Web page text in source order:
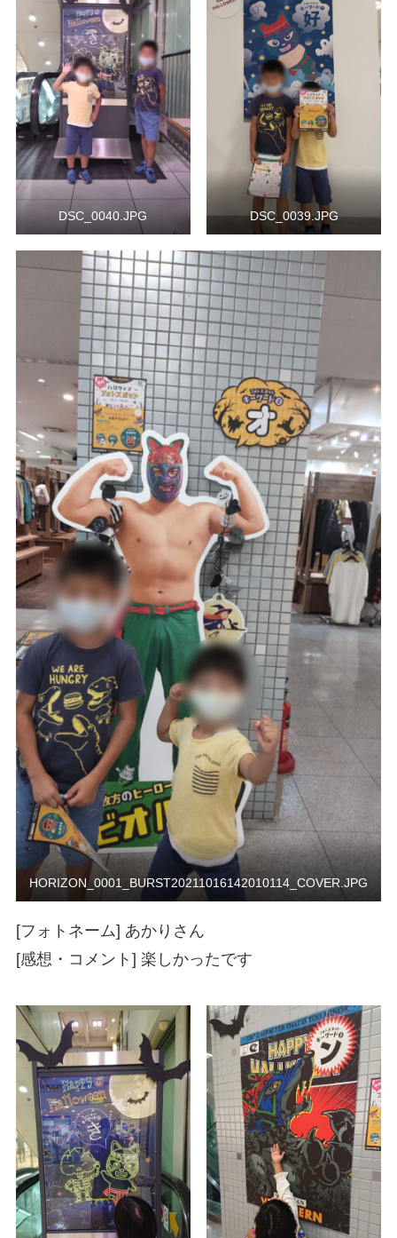
DSC_0040.JPG DSC_0039.JPG
HORIZON_0001_BURST20211016142010114_COVER.JPG
[フォトネーム] あかりさん
[感想・コメント] 楽しかったです